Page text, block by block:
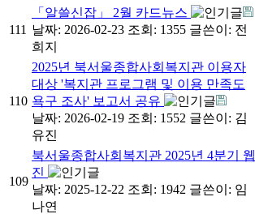
111
「알쓸신잡」 2월 카드뉴스
날짜: 2026-02-23 조회: 1355 글쓴이: 전
희지
110
2025년 북서울종합사회복지관 이용자
대상 '복지관 프로그램 및 이용 만족도
욕구 조사' 보고서 공유
날짜: 2026-02-19 조회: 1552 글쓴이: 김
유진
109
북서울종합사회복지관 2025년 4분기 웹
진
날짜: 2025-12-22 조회: 1942 글쓴이: 임
나연